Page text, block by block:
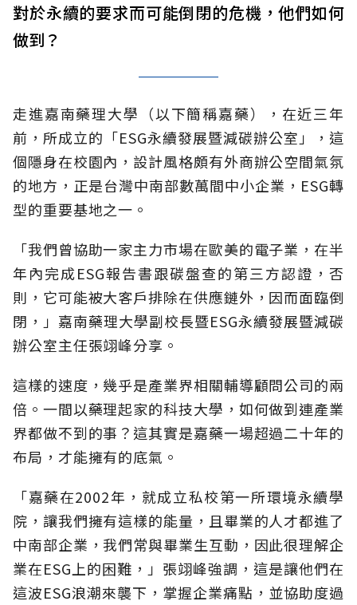
對於永續的要求而可能倒閉的危機，他們如何
做到？
走進嘉南藥理大學（以下簡稱嘉藥），在近三年
前，所成立的 「ESG永續發展暨減碳辦公室」
，這
個隱身在校園內，設計風格頗有外商辦公空間氣氛
的地方，正是台灣中南部數萬間中小企業，ESG轉
型的重要基地之一 。
「我們曾協助一家主力市場在歐美的電子業，在半
年內完成ESG報告書跟碳盤查的第三方認證 ，否
則， 它可能被大客戶排除在供應鏈外 ，因而面臨倒
閉，」嘉南藥理大學副校長暨ESG永續發展暨減碳
辦公室主任張翊峰分享。
這樣的速度，幾乎是產業界相關輔導顧問公司的兩
倍。一間以藥理起家的科技大學，如何做到連產業
界都做不到的事？這其實是嘉藥一場超過二十年的
布局，才能擁有的底氣。
「嘉藥在2002年，就成立私校第一所環境永續學
院，讓我們擁有這樣的能量，且畢業的人才都進了
中南部企業，我們常與畢業生互動，因此很理解企
業在ESG上的困難，」張翊峰強調，這是讓他們在
這波ESG浪潮來襲下，掌握企業痛點，並協助度過